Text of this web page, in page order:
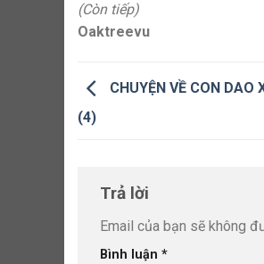
(Còn tiếp)
Oaktreevu
CHUYỆN VỀ CON DAO
(4)
Trả lời
Email của bạn sẽ không
Bình luận *